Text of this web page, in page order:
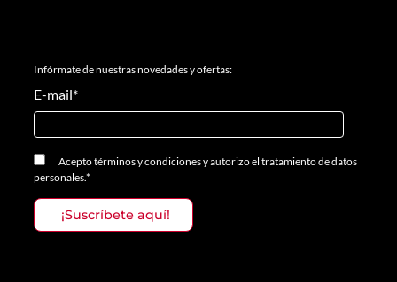
Infórmate de nuestras novedades y ofertas:
E-mail*
Aceptotérminos y condicionesyautorizo el tratamiento de datos
personales.*